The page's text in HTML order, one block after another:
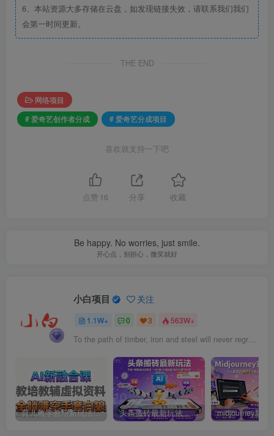
6、本站资源大多存储在云盘，如发现链接失效，请联系我们我们
会第一时间更新。
THE END
网络项目
# 爱奇艺创作者分成
# 爱奇艺分成项目
喜欢就支持一下吧
点赞 16 分享 收藏
Be happy. No worries, just smile.
开心点，别担心，微笑就好
小白项目 关注
1.1W+ 0 3 563W+
To the path of timber, iron and steel will never regret bright spray of molten steel was abandoned.
育儿教学教培新玩法，AI生成教学视频，市场大，操作简单，变现天花板非常高 头条搬砖最新玩法，文章+视频用AI全搞定，一天5张+不是问题，每天只需10分钟